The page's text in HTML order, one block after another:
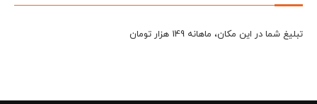
تبلیغ شما در این مکان، ماهانه 149 هزار تومان